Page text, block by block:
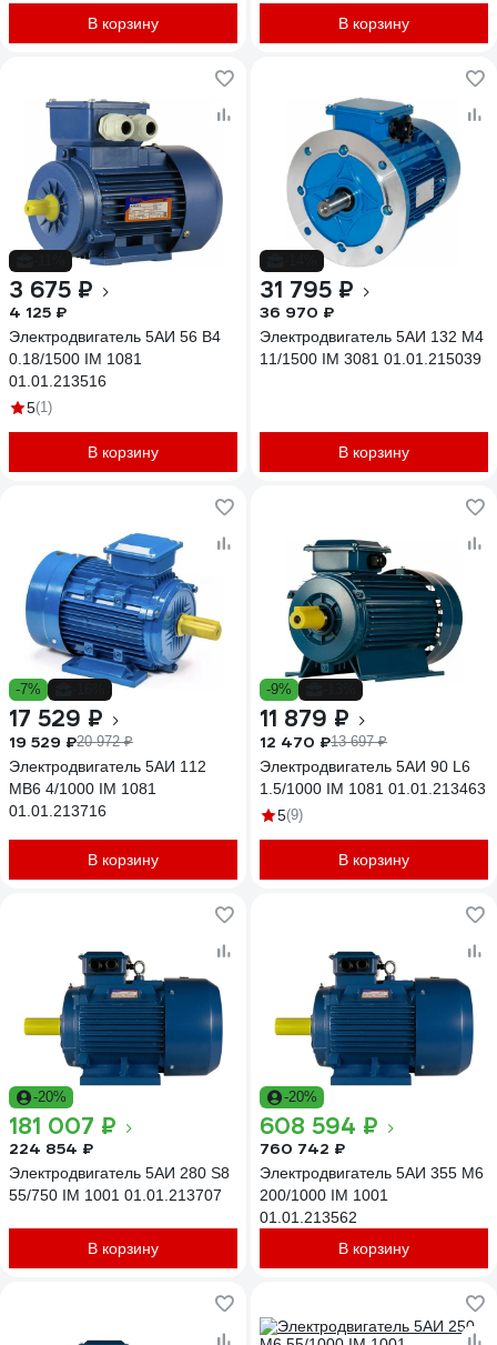
MT80M KW 0,75/4 B14 /
033741-5883
В корзину В корзину
3 675 ₽
4 125 ₽
Электродвигатель 5АИ 56 В4
0.18/1500 IM 1081
01.01.213516
5(1)
В корзину
31 795 ₽
36 970 ₽
Электродвигатель 5АИ 132 М4
11/1500 IM 3081 01.01.215039
В корзину
-7%
17 529 ₽
19 529 ₽20 972 ₽
Электродвигатель 5АИ 112
МВ6 4/1000 IM 1081
01.01.213716
В корзину
-9%
11 879 ₽
12 470 ₽13 697 ₽
Электродвигатель 5АИ 90 L6
1.5/1000 IM 1081 01.01.213463
5(9)
В корзину
-20%
181 007 ₽
224 854 ₽
Электродвигатель 5АИ 280 S8
55/750 IM 1001 01.01.213707
В корзину
-20%
608 594 ₽
760 742 ₽
Электродвигатель 5АИ 355 М6
200/1000 IM 1001
01.01.213562
В корзину